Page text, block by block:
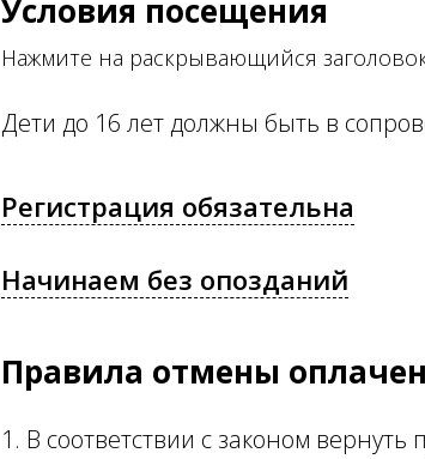
Условия посещения
Нажмите на раскрывающийся
Дети до 16 лет должны быть в
Регистрация обязательна
Начинаем без опозданий
Правила отмены
1. В соответствии с законом